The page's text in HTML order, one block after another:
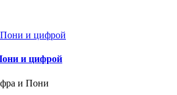
и цифрой
и Пони